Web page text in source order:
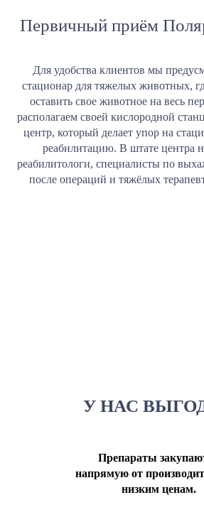
Первичный приём
Для удобства клиентов мы
стационар для тяжелых животных,
оставить свое животное на весь
располагаем своей кислородной
центр, который делает упор на
реабилитацию. В штате центра
реабилитологи, специалисты по
после операций и тяжёлых
У НАС
Препараты
напрямую от
низким ценам.